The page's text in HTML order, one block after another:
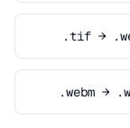
.tif →
.webm →